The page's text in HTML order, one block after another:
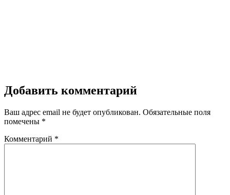
Добавить комментарий
Ваш адрес email не будет опубликован. Обязательные поля
помечены *
Комментарий *